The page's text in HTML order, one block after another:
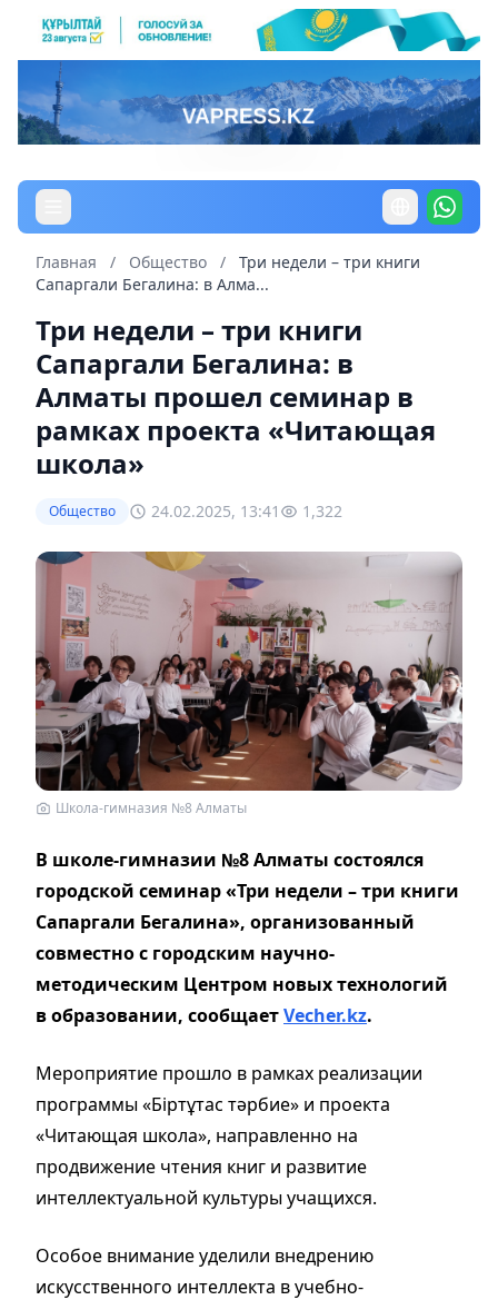
Главная / Общество /
Три недели – три книги
Сапаргали Бегалина: в Алма...
Три недели – три книги
Сапаргали Бегалина: в
Алматы прошел семинар в
рамках проекта «Читающая
школа»
Общество 24.02.2025, 13:41 1,322
Школа-гимназия №8 Алматы
В школе-гимназии №8 Алматы состоялся
городской семинар «Три недели – три книги
Сапаргали Бегалина», организованный
совместно с городским научно-
методическим Центром новых технологий
в образовании, сообщаетVecher.kz.
Мероприятие прошло в рамках реализации
программы «Біртұтас тәрбие» и проекта
«Читающая школа», направленно на
продвижение чтения книг и развитие
интеллектуальной культуры учащихся.
Особое внимание уделили внедрению
искусственного интеллекта в учебно-